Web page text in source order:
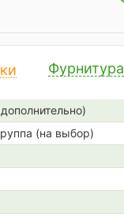
Фурнитура
(на выбор)